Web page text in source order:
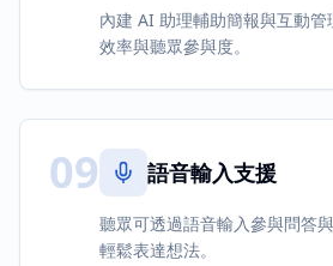
內建 AI 助理輔助簡報與互動
效率與聽眾參與度。
09 語音輸入支援
聽眾可透過語音輸入參與問答
輕鬆表達想法。